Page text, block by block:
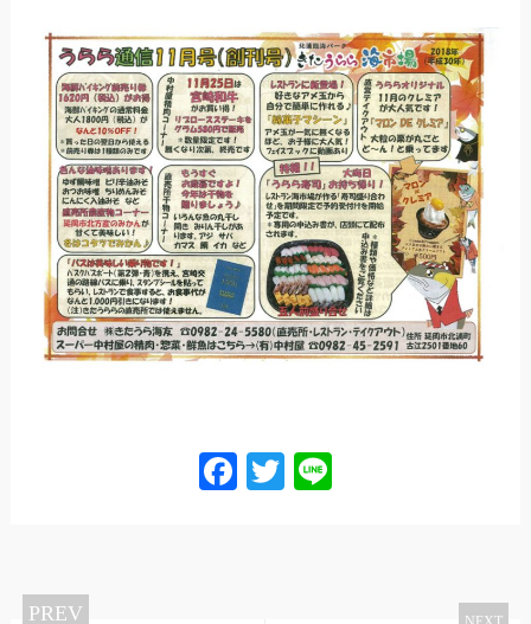
Facebook
Twitter
Line
PREV